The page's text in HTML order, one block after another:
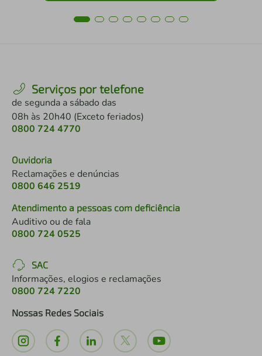
Serviços por telefone
de segunda a sábado das
08h às 20h40 (Exceto feriados)
0800 724 4770
Ouvidoria
Reclamações e denúncias
0800 646 2519
Atendimento a pessoas com deficiência
Auditivo ou de fala
0800 724 0525
SAC
Informações, elogios e reclamações
0800 724 7220
Nossas Redes Sociais